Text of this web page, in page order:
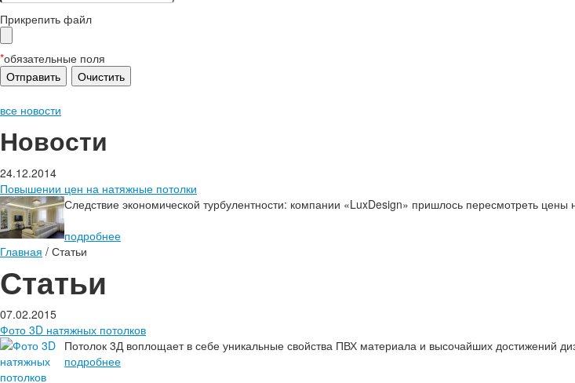
Прикрепить файл
*обязательные поля
все новости
Новости
24.12.2014
Повышении цен на натяжные потолки
Следствие экономической турбулентности: компании «LuxDesign» пришлось пересмотреть цены
подробнее
Главная / Статьи
Статьи
07.02.2015
Фото 3D натяжных потолков
Потолок 3Д воплощает в себе уникальные свойства ПВХ материала и высочайших достижений
подробнее